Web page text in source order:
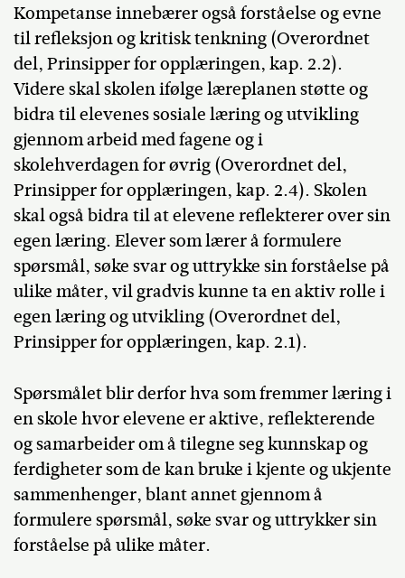
Kompetanse innebærer også forståelse og evne
til refleksjon og kritisk tenkning (Overordnet
del, Prinsipper for opplæringen, kap. 2.2).
Videre skal skolen ifølge læreplanen støtte og
bidra til elevenes sosiale læring og utvikling
gjennom arbeid med fagene og i
skolehverdagen for øvrig (Overordnet del,
Prinsipper for opplæringen, kap. 2.4). Skolen
skal også bidra til at elevene reflekterer over sin
egen læring. Elever som lærer å formulere
spørsmål, søke svar og uttrykke sin forståelse på
ulike måter, vil gradvis kunne ta en aktiv rolle i
egen læring og utvikling (Overordnet del,
Prinsipper for opplæringen, kap. 2.1).
Spørsmålet blir derfor hva som fremmer læring i
en skole hvor elevene er aktive, reflekterende
og samarbeider om å tilegne seg kunnskap og
ferdigheter som de kan bruke i kjente og ukjente
sammenhenger, blant annet gjennom å
formulere spørsmål, søke svar og uttrykker sin
forståelse på ulike måter.